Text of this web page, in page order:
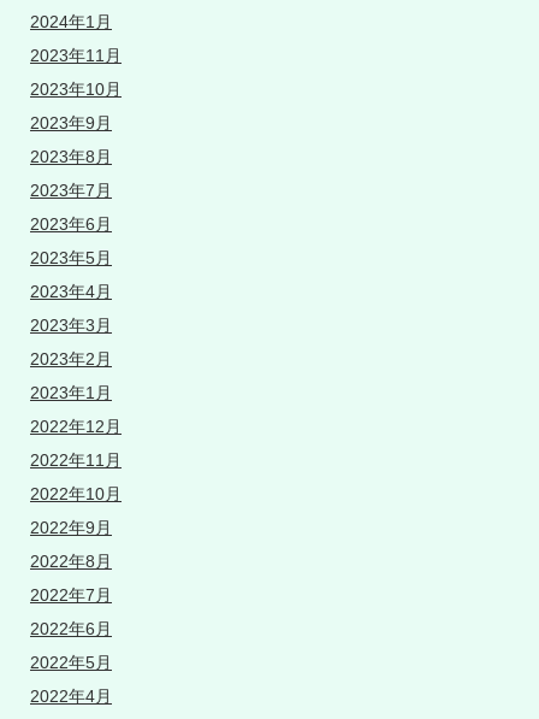
2024年1月
2023年11月
2023年10月
2023年9月
2023年8月
2023年7月
2023年6月
2023年5月
2023年4月
2023年3月
2023年2月
2023年1月
2022年12月
2022年11月
2022年10月
2022年9月
2022年8月
2022年7月
2022年6月
2022年5月
2022年4月